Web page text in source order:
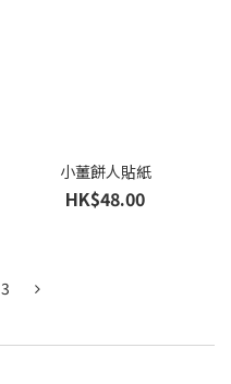
小薑餅人貼紙
HK$48.00
3